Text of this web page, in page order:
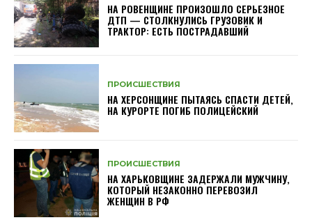
НА РОВЕНЩИНЕ ПРОИЗОШЛО СЕРЬЕЗНОЕ
ДТП — СТОЛКНУЛИСЬ ГРУЗОВИК И
ТРАКТОР: ЕСТЬ ПОСТРАДАВШИЙ
ПРОИСШЕСТВИЯ
НА ХЕРСОНЩИНЕ ПЫТАЯСЬ СПАСТИ ДЕТЕЙ,
НА КУРОРТЕ ПОГИБ ПОЛИЦЕЙСКИЙ
ПРОИСШЕСТВИЯ
НА ХАРЬКОВЩИНЕ ЗАДЕРЖАЛИ МУЖЧИНУ,
КОТОРЫЙ НЕЗАКОННО ПЕРЕВОЗИЛ
ЖЕНЩИН В РФ